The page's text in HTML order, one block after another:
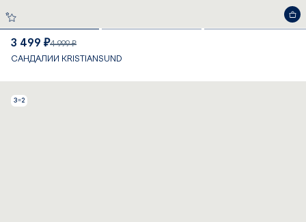
3 499 ₽4 999 ₽
САНДАЛИИ KRISTIANSUND
3=2